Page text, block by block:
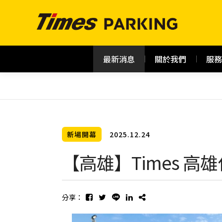
最新消息 關於我們 服
新場開幕 2025.12.24
【高雄】Times 高
分享：